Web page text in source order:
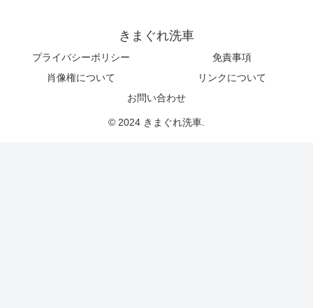
きまぐれ洗車
プライバシーポリシー
免責事項
肖像権について
リンクについて
お問い合わせ
© 2024 きまぐれ洗車.